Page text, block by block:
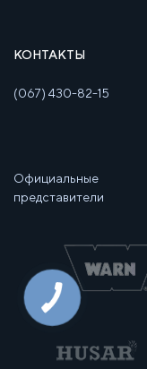
КОНТАКТЫ
(067) 430-82-15
Официальные
представители